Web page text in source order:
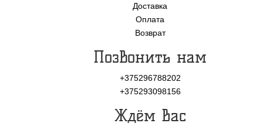
Доставка
Оплата
Возврат
Позвонить нам
+375296788202
+375293098156
Ждём Вас